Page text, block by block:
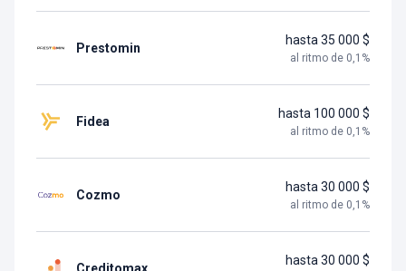
Prestomin
hasta 35 000 $
al ritmo de 0,1 %
Fidea
hasta 100 000 $
al ritmo de 0,1 %
Cozmo
hasta 30 000 $
al ritmo de 0,1 %
hasta 30 000 $